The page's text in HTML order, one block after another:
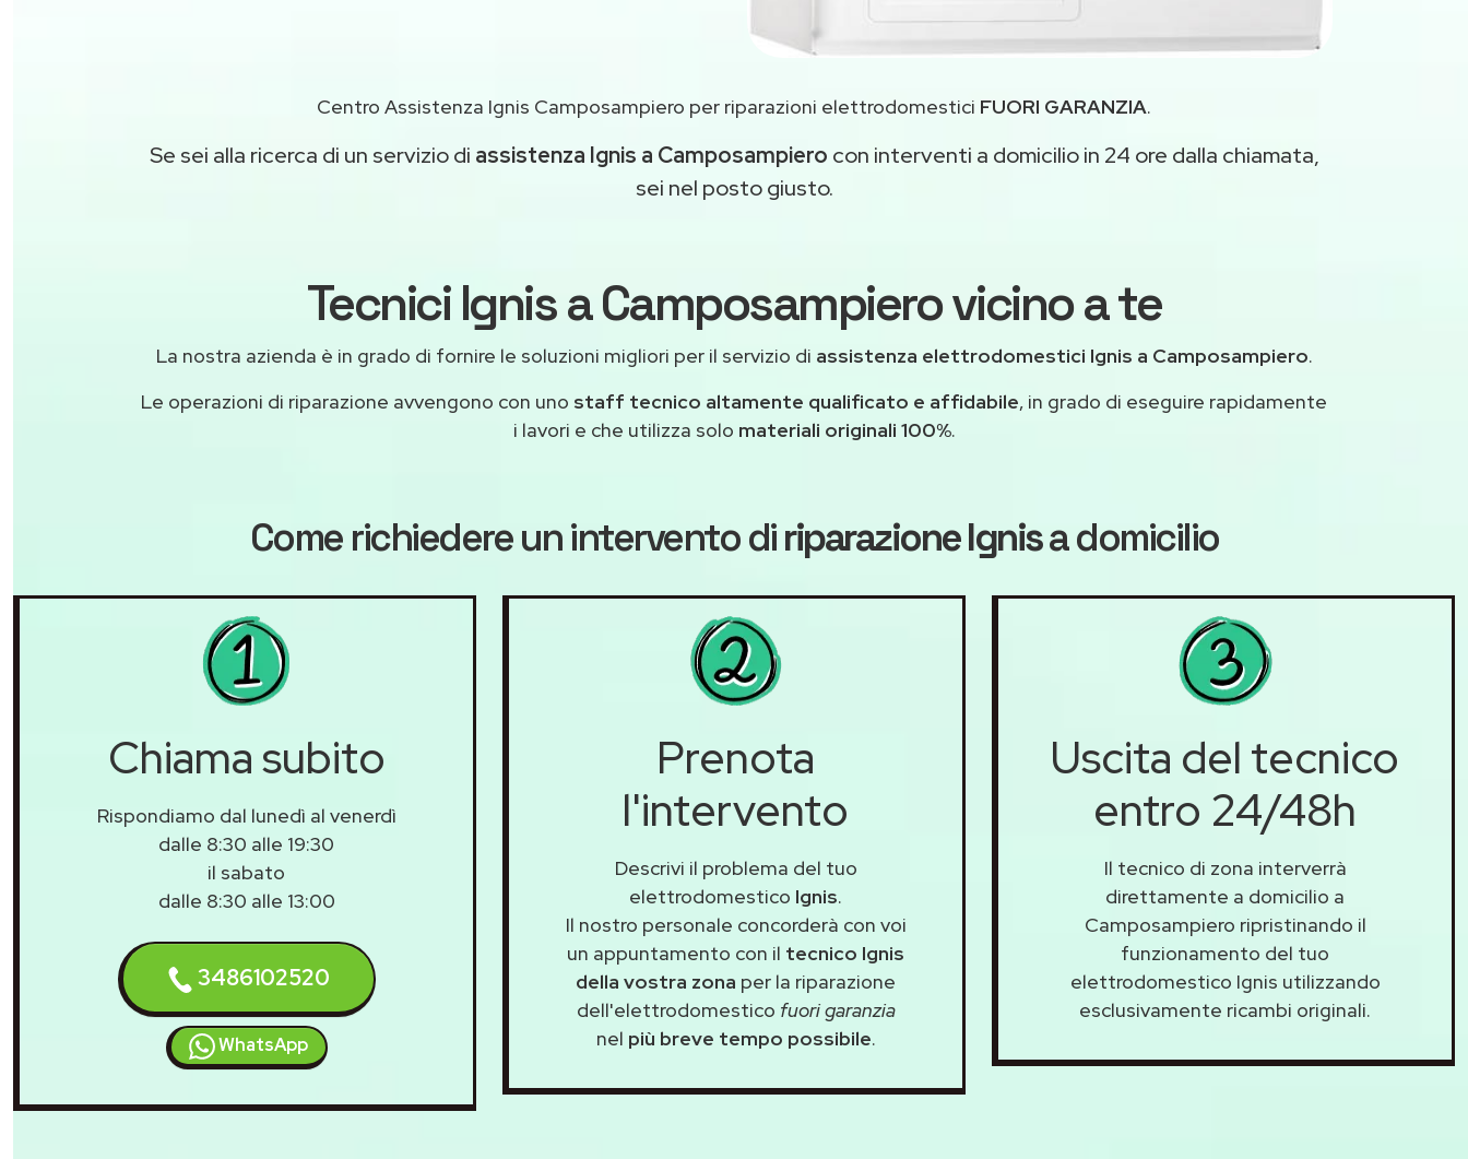
Centro Assistenza Ignis Camposampiero per riparazioni elettrodomestici FUORI GARANZIA.
Se sei alla ricerca di un servizio di assistenza Ignis a Camposampiero con interventi a domicilio in 24 ore dalla chiamata,
sei nel posto giusto.
Tecnici Ignis a Camposampiero vicino a te
La nostra azienda è in grado di fornire le soluzioni migliori per il servizio di assistenza elettrodomestici Ignis a Camposampiero.
Le operazioni di riparazione avvengono con uno staff tecnico altamente qualificato e affidabile, in grado di eseguire rapidamente
i lavori e che utilizza solo materiali originali 100%.
Come richiedere un intervento diriparazione Ignisa domicilio
Chiama subito
Rispondiamo dal lunedì al venerdì
dalle 8:30 alle 19:30
il sabato
dalle 8:30 alle 13:00
3486102520
WhatsApp
Prenota
l'intervento
Descrivi il problema del tuo
elettrodomestico Ignis.
Il nostro personale concorderà con voi
un appuntamento con il tecnico Ignis
della vostra zona per la riparazione
dell'elettrodomestico fuori garanzia
nel più breve tempo possibile.
Uscita del tecnico
entro 24/48h
Il tecnico di zona interverrà
direttamente a domicilio a
Camposampiero ripristinando il
funzionamento del tuo
elettrodomestico Ignis utilizzando
esclusivamente ricambi originali.